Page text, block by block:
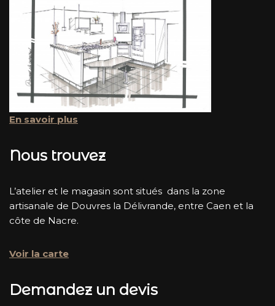
En savoir plus
Nous trouvez
L’atelier et le magasin sont situés dans la zone
artisanale de Douvres la Délivrande, entre Caen et la
côte de Nacre.
Voir la carte
Demandez un devis